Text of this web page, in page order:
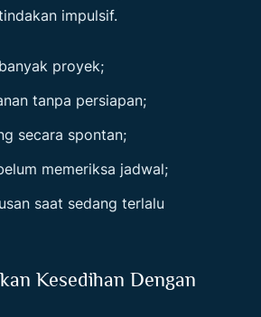
impulsif.
proyek;
tanpa persiapan;
secara spontan;
memeriksa jadwal;
saat sedang terlalu
Kesedihan Dengan